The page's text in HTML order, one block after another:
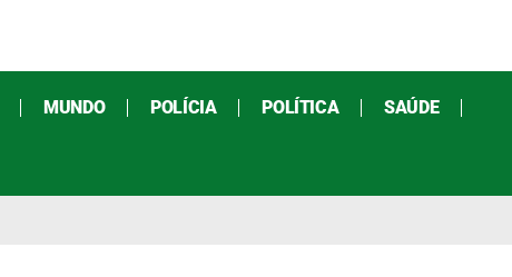
MUNDO POLÍCIA POLÍTICA SAÚDE